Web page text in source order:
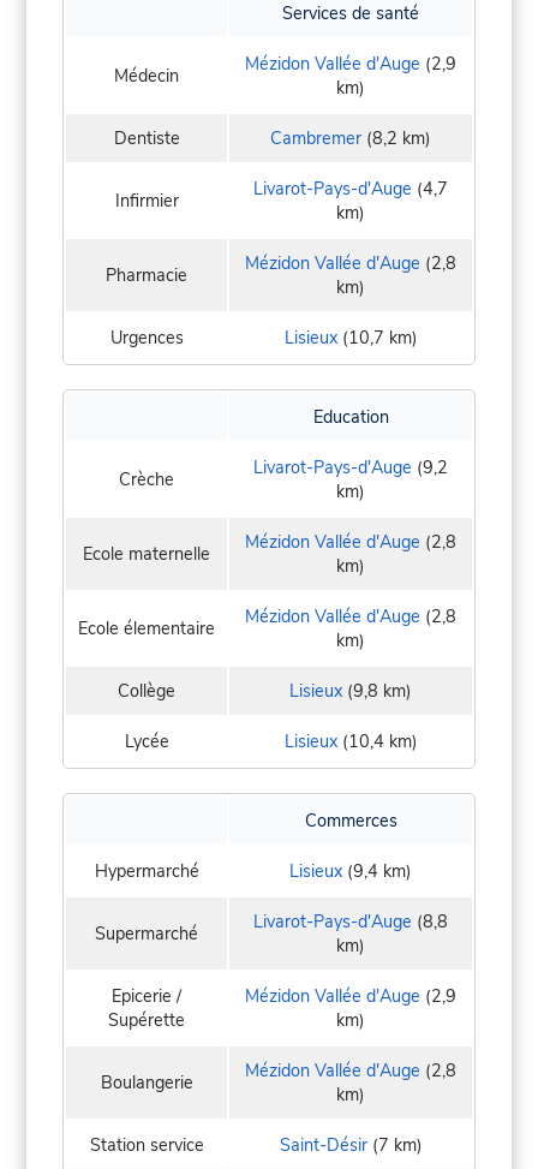
Services de santé
Médecin Mézidon Vallée d'Auge (2,9
km)
Dentiste Cambremer (8,2 km)
Infirmier Livarot-Pays-d'Auge (4,7
km)
Pharmacie Mézidon Vallée d'Auge (2,8
km)
Urgences Lisieux(10,7 km)
Education
Crèche Livarot-Pays-d'Auge (9,2
km)
Ecole maternelle Mézidon Vallée d'Auge (2,8
km)
Ecole élementaire Mézidon Vallée d'Auge (2,8
km)
Collège Lisieux (9,8 km)
Lycée Lisieux(10,4 km)
Commerces
Hypermarché Lisieux (9,4 km)
Supermarché Livarot-Pays-d'Auge (8,8
km)
Epicerie /
Supérette
Mézidon Vallée d'Auge (2,9
km)
Boulangerie Mézidon Vallée d'Auge (2,8
km)
Station service Saint-Désir(7 km)